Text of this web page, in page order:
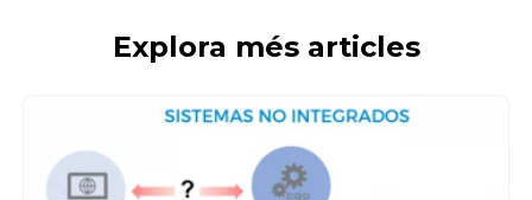
Explora més articles